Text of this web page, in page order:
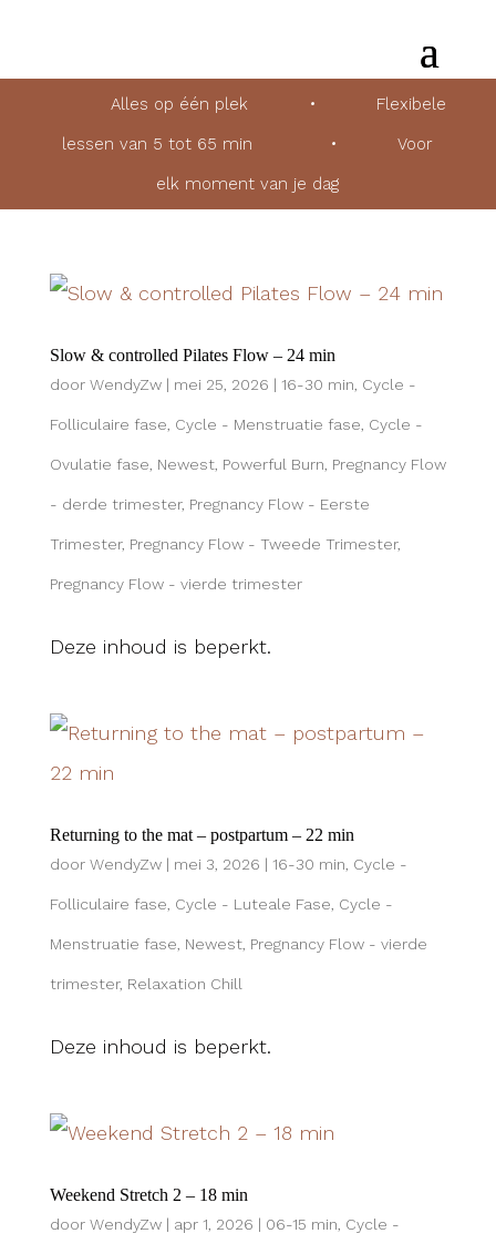
Alles op één plek • Flexibele
lessen van 5 tot 65 min • Voor
elk moment van je dag
Slow & controlled Pilates Flow – 24 min
door WendyZw| mei 25, 2026 | 16-30 min Cycle -
Folliculaire fase Cycle - Menstruatie fase Cycle -
Ovulatie fase Newest, Powerful Burn Pregnancy Flow
- derde trimester, Pregnancy Flow - Eerste
Trimester, Pregnancy Flow - Tweede Trimester,
Pregnancy Flow - vierde trimester
Deze inhoud is beperkt.
Returning to the mat – postpartum – 22 min
door WendyZw| mei 3, 2026 | 16-30 min Cycle -
Folliculaire fase Cycle - Luteale Fase Cycle -
Menstruatie fase Newest, Pregnancy Flow - vierde
trimester, Relaxation Chill
Deze inhoud is beperkt.
Weekend Stretch 2 – 18 min
door WendyZw| apr 1, 2026 | 06-15 min Cycle -